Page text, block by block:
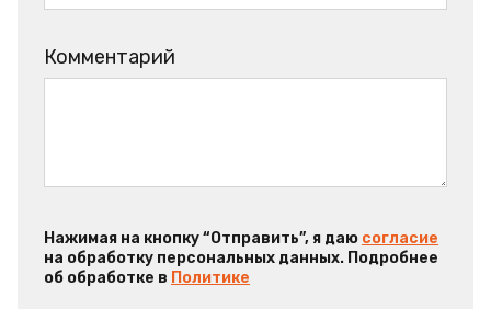
Комментарий
Нажимая на кнопку “Отправить”, я даю согласие
на обработку персональных данных. Подробнее
об обработке в Политике